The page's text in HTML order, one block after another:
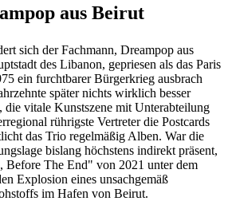
aus Beirut
sich der Fachmann, Dreampop aus
des Libanon, gepriesen als das Paris
ein furchtbarer Bürgerkrieg ausbrach
später nichts wirklich besser
die vitale Kunstszene mit Unterabteilung
rührigste Vertreter die Postcards
das Trio regelmäßig Alben. War die
bislang höchstens indirekt präsent,
Before The End" von 2021 unter dem
Explosion eines unsachgemäß
im Hafen von Beirut.